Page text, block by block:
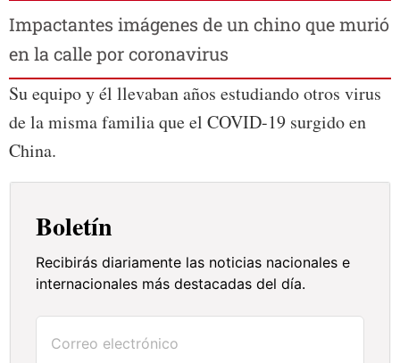
Impactantes imágenes de un chino que murió
en la calle por coronavirus
Su equipo y él llevaban años estudiando otros virus
de la misma familia que el COVID-19 surgido en
China.
Boletín
Recibirás diariamente las noticias nacionales e
internacionales más destacadas del día.